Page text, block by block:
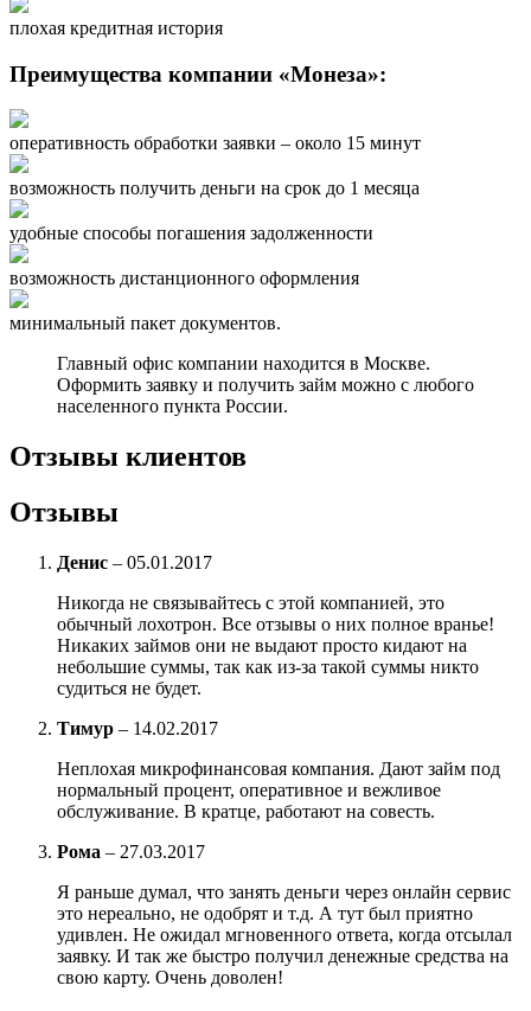
плохая кредитная история
Преимущества компании «Монеза»:
оперативность обработки заявки – около 15 минут
возможность получить деньги на срок до 1 месяца
удобные способы погашения задолженности
возможность дистанционного оформления
минимальный пакет документов.
Главный офис компании находится в Москве.
Оформить заявку и получить займ можно с любого
населенного пункта России.
Отзывы клиентов
Отзывы
Денис – 05.01.2017
Никогда не связывайтесь с этой компанией, это
обычный лохотрон. Все отзывы о них полное вранье!
Никаких займов они не выдают просто кидают на
небольшие суммы, так как из-за такой суммы никто
судиться не будет.
Тимур – 14.02.2017
Неплохая микрофинансовая компания. Дают займ под
нормальный процент, оперативное и вежливое
обслуживание. В кратце, работают на совесть.
Рома – 27.03.2017
Я раньше думал, что занять деньги через онлайн сервис
это нереально, не одобрят и т.д. А тут был приятно
удивлен. Не ожидал мгновенного ответа, когда отсылал
заявку. И так же быстро получил денежные средства на
свою карту. Очень доволен!